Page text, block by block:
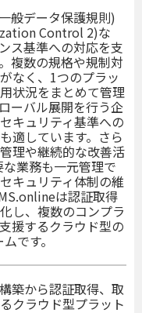
般データ保護規則)
Control 2)な
ス基準への対応を支
複数の規格や規制対
なく、1つのプラッ
状況をまとめて管理
ーバル展開を行う企
キュリティ基準への
適しています。さら
理や継続的な改善活
業務も一元管理で
キュリティ体制の維
は認証取得
し、複数のコンプラ
援するクラウド型の
です。
築から認証取得、取
クラウド型プラット